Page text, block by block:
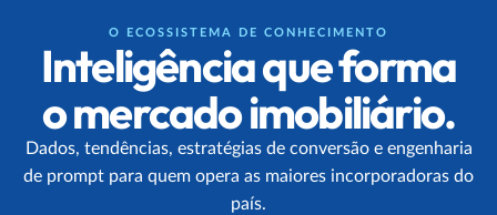
Blog
O ECOSSISTEMA DE CONHECIMENTO
Inteligência que forma
o mercado imobiliário.
Dados, tendências, estratégias de conversão e engenharia
de prompt para quem opera as maiores incorporadoras do
país.